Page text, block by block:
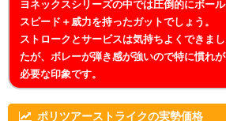
ヨネックスシリーズの中では圧倒的にボール
スピード＋威力を持ったガットでしょう。
ストロークとサービスは気持ちよくできまし
たが、ボレーが弾き感が強いので特に慣れが
必要な印象です。
ポリツアーストライクの実勢価格